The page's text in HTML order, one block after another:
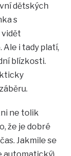
dětských
s
vidět
i tady platí,
blízkosti.
ne tolik
že je dobré
Jakmile se